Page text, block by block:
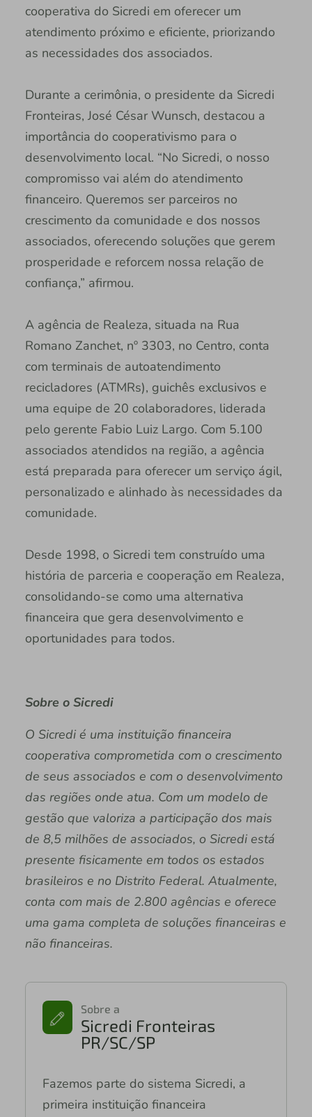
cooperativa do Sicredi em oferecer um
atendimento próximo e eficiente, priorizando
as necessidades dos associados.
Durante a cerimônia, o presidente da Sicredi
Fronteiras, José César Wunsch, destacou a
importância do cooperativismo para o
desenvolvimento local. “No Sicredi, o nosso
compromisso vai além do atendimento
financeiro. Queremos ser parceiros no
crescimento da comunidade e dos nossos
associados, oferecendo soluções que gerem
prosperidade e reforcem nossa relação de
confiança,” afirmou.
A agência de Realeza, situada na Rua
Romano Zanchet, nº 3303, no Centro, conta
com terminais de autoatendimento
recicladores (ATMRs), guichês exclusivos e
uma equipe de 20 colaboradores, liderada
pelo gerente Fabio Luiz Largo. Com 5.100
associados atendidos na região, a agência
está preparada para oferecer um serviço ágil,
personalizado e alinhado às necessidades da
comunidade.
Desde 1998, o Sicredi tem construído uma
história de parceria e cooperação em Realeza,
consolidando-se como uma alternativa
financeira que gera desenvolvimento e
oportunidades para todos.
Sobre o Sicredi
O Sicredi é uma instituição financeira
cooperativa comprometida com o crescimento
de seus associados e com o desenvolvimento
das regiões onde atua. Com um modelo de
gestão que valoriza a participação dos mais
de 8,5 milhões de associados, o Sicredi está
presente fisicamente em todos os estados
brasileiros e no Distrito Federal. Atualmente,
conta com mais de 2.800 agências e oferece
uma gama completa de soluções financeiras e
não financeiras.
Sobre a
Sicredi Fronteiras
PR/SC/SP
Fazemos parte do sistema Sicredi, a
primeira instituição financeira